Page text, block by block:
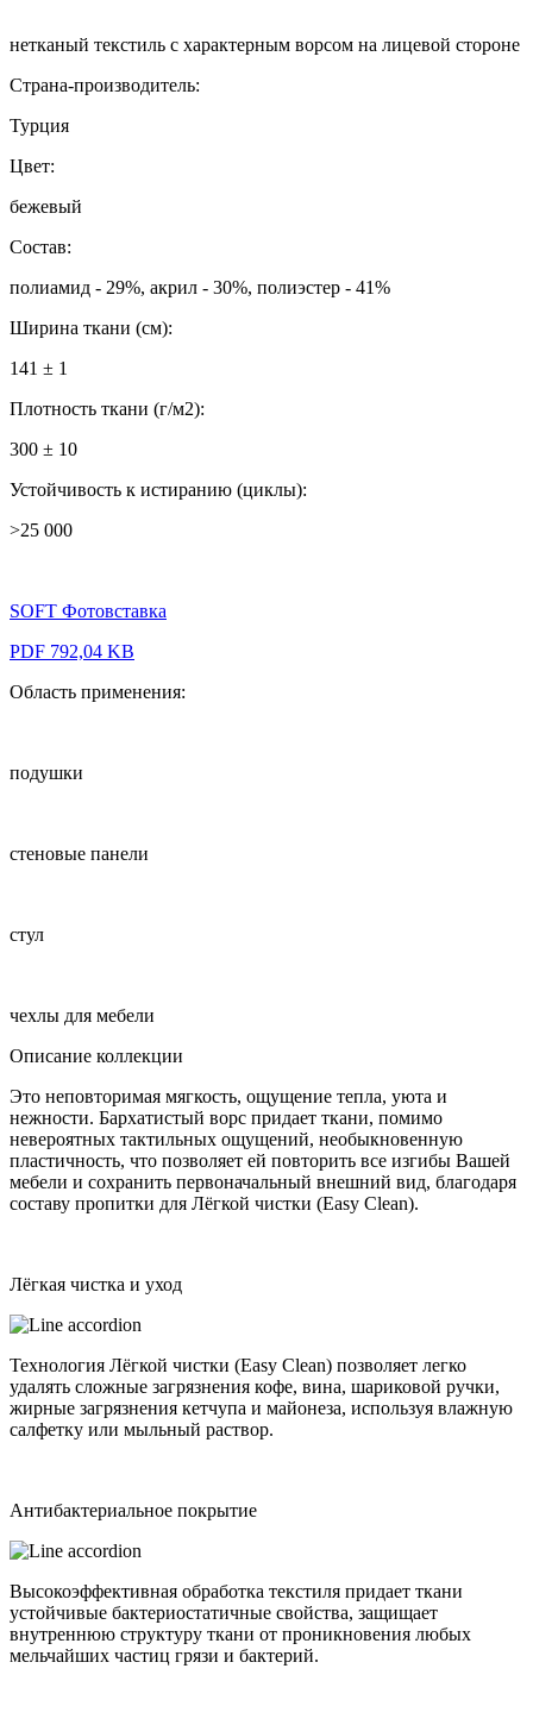
нетканый текстиль с характерным ворсом на лицевой стороне
Страна-производитель:
Турция
Цвет:
бежевый
Состав:
полиамид - 29%, акрил - 30%, полиэстер - 41%
Ширина ткани (см):
141 ± 1
Плотность ткани (г/м2):
300 ± 10
Устойчивость к истиранию (циклы):
>25 000
SOFT Фотовставка
PDF 792,04 KB
Область применения:
подушки
стеновые панели
стул
чехлы для мебели
Описание коллекции
Это неповторимая мягкость, ощущение тепла, уюта и
нежности. Бархатистый ворс придает ткани, помимо
невероятных тактильных ощущений, необыкновенную
пластичность, что позволяет ей повторить все изгибы Вашей
мебели и сохранить первоначальный внешний вид, благодаря
составу пропитки для Лёгкой чистки (Easy Clean).
Лёгкая чистка и уход
Технология Лёгкой чистки (Easy Clean) позволяет легко
удалять сложные загрязнения кофе, вина, шариковой ручки,
жирные загрязнения кетчупа и майонеза, используя влажную
салфетку или мыльный раствор.
Антибактериальное покрытие
Высокоэффективная обработка текстиля придает ткани
устойчивые бактериостатичные свойства, защищает
внутреннюю структуру ткани от проникновения любых
мельчайших частиц грязи и бактерий.